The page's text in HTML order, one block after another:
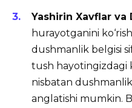
Yashirin Xavflar va
hurayotganini
dushmanlik belgisi
tush hayotingizdagi
nisbatan
anglatishi mumkin.